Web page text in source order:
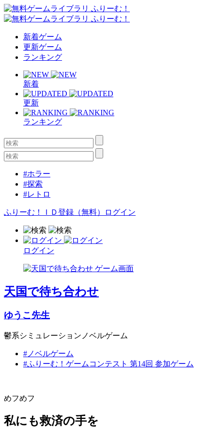
新着ゲーム
更新ゲーム
ランキング
新着
更新
ランキング
#ホラー
#探索
#レトロ
ふりーむ！ＩＤ登録（無料） ログイン
ログイン
天国で待ち合わせ
ゆうこ先生
鬱系シミュレーションノベルゲーム
#ノベルゲーム
#ふりーむ！ゲームコンテスト 第14回 参加ゲーム
めフめフ
私にも救済の手を